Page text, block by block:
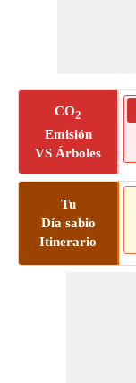
CO2
Emisión
VS Árboles
Tu
Día sabio
Itinerario